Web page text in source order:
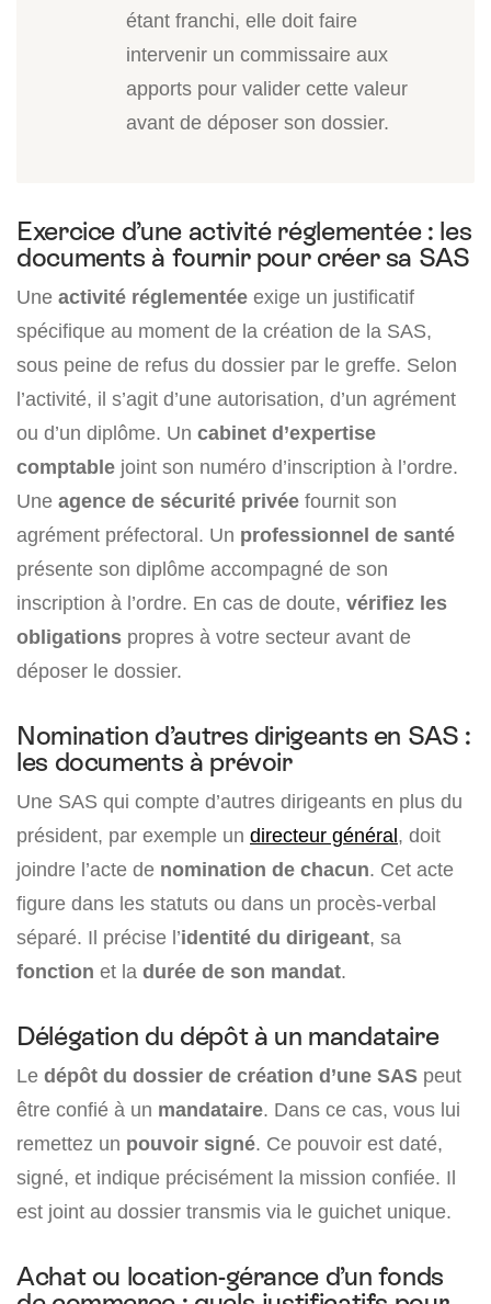
étant franchi, elle doit faire
intervenir un commissaire aux
apports pour valider cette valeur
avant de déposer son dossier.
Exercice d’une activité réglementée : les
documents à fournir pour créer sa SAS
Une activité réglementée exige un justificatif
spécifique au moment de la création de la SAS,
sous peine de refus du dossier par le greffe. Selon
l’activité, il s’agit d’une autorisation, d’un agrément
ou d’un diplôme. Un cabinet d’expertise
comptable joint son numéro d’inscription à l’ordre.
Une agence de sécurité privée fournit son
agrément préfectoral. Un professionnel de santé
présente son diplôme accompagné de son
inscription à l’ordre. En cas de doute, vérifiez les
obligations propres à votre secteur avant de
déposer le dossier.
Nomination d’autres dirigeants en SAS :
les documents à prévoir
Une SAS qui compte d’autres dirigeants en plus du
président, par exemple un directeur général, doit
joindre l’acte de nomination de chacun. Cet acte
figure dans les statuts ou dans un procès-verbal
séparé. Il précise l’identité du dirigeant, sa
fonction et la durée de son mandat.
Délégation du dépôt à un mandataire
Le dépôt du dossier de création d’une SAS peut
être confié à un mandataire. Dans ce cas, vous lui
remettez un pouvoir signé. Ce pouvoir est daté,
signé, et indique précisément la mission confiée. Il
est joint au dossier transmis via le guichet unique.
Achat ou location-gérance d’un fonds